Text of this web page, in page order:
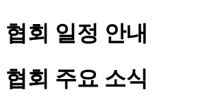
협회 일정 안내
협회 주요 소식